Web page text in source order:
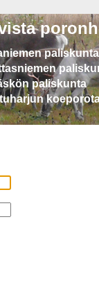
paliskunta
paliskunta